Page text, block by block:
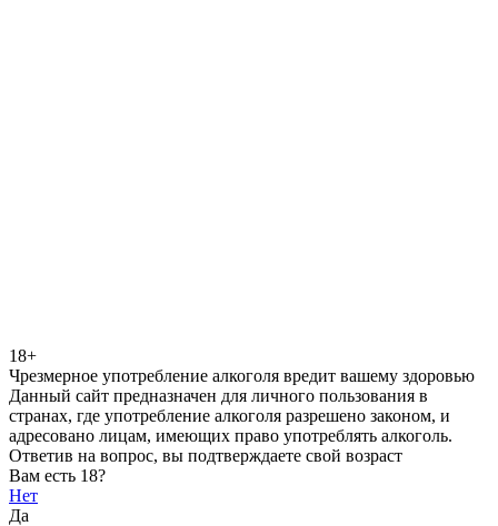
18+
Чрезмерное употребление алкоголя вредит вашему здоровью
Данный сайт предназначен для личного пользования в
странах, где употребление алкоголя разрешено законом, и
адресовано лицам, имеющих право употреблять алкоголь.
Ответив на вопрос, вы подтверждаете свой возраст
Вам есть 18?
Нет
Да